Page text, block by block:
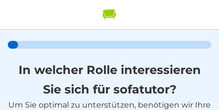
In welcher Rolle interessieren
Sie sich für sofatutor?
Um Sie optimal zu unterstützen, benötigen wir Ihre